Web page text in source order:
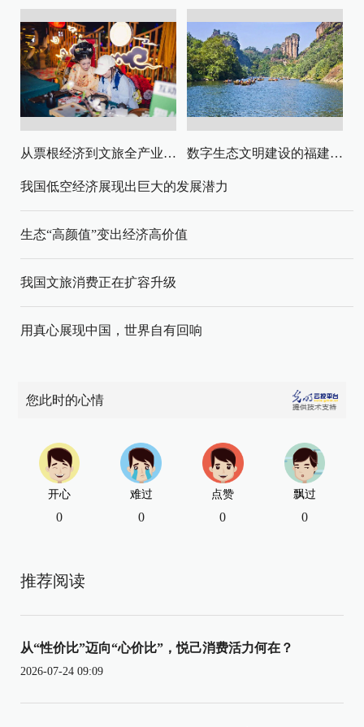
从票根经济到文旅全产业链升级 数字生态文明建设的福建路径与启示
我国低空经济展现出巨大的发展潜力
生态“高颜值”变出经济高价值
我国文旅消费正在扩容升级
用真心展现中国，世界自有回响
您此时的心情
开心
0
难过
0
点赞
0
飘过
0
推荐阅读
从“性价比”迈向“心价比”，悦己消费活力何在？
2026-07-24 09:09